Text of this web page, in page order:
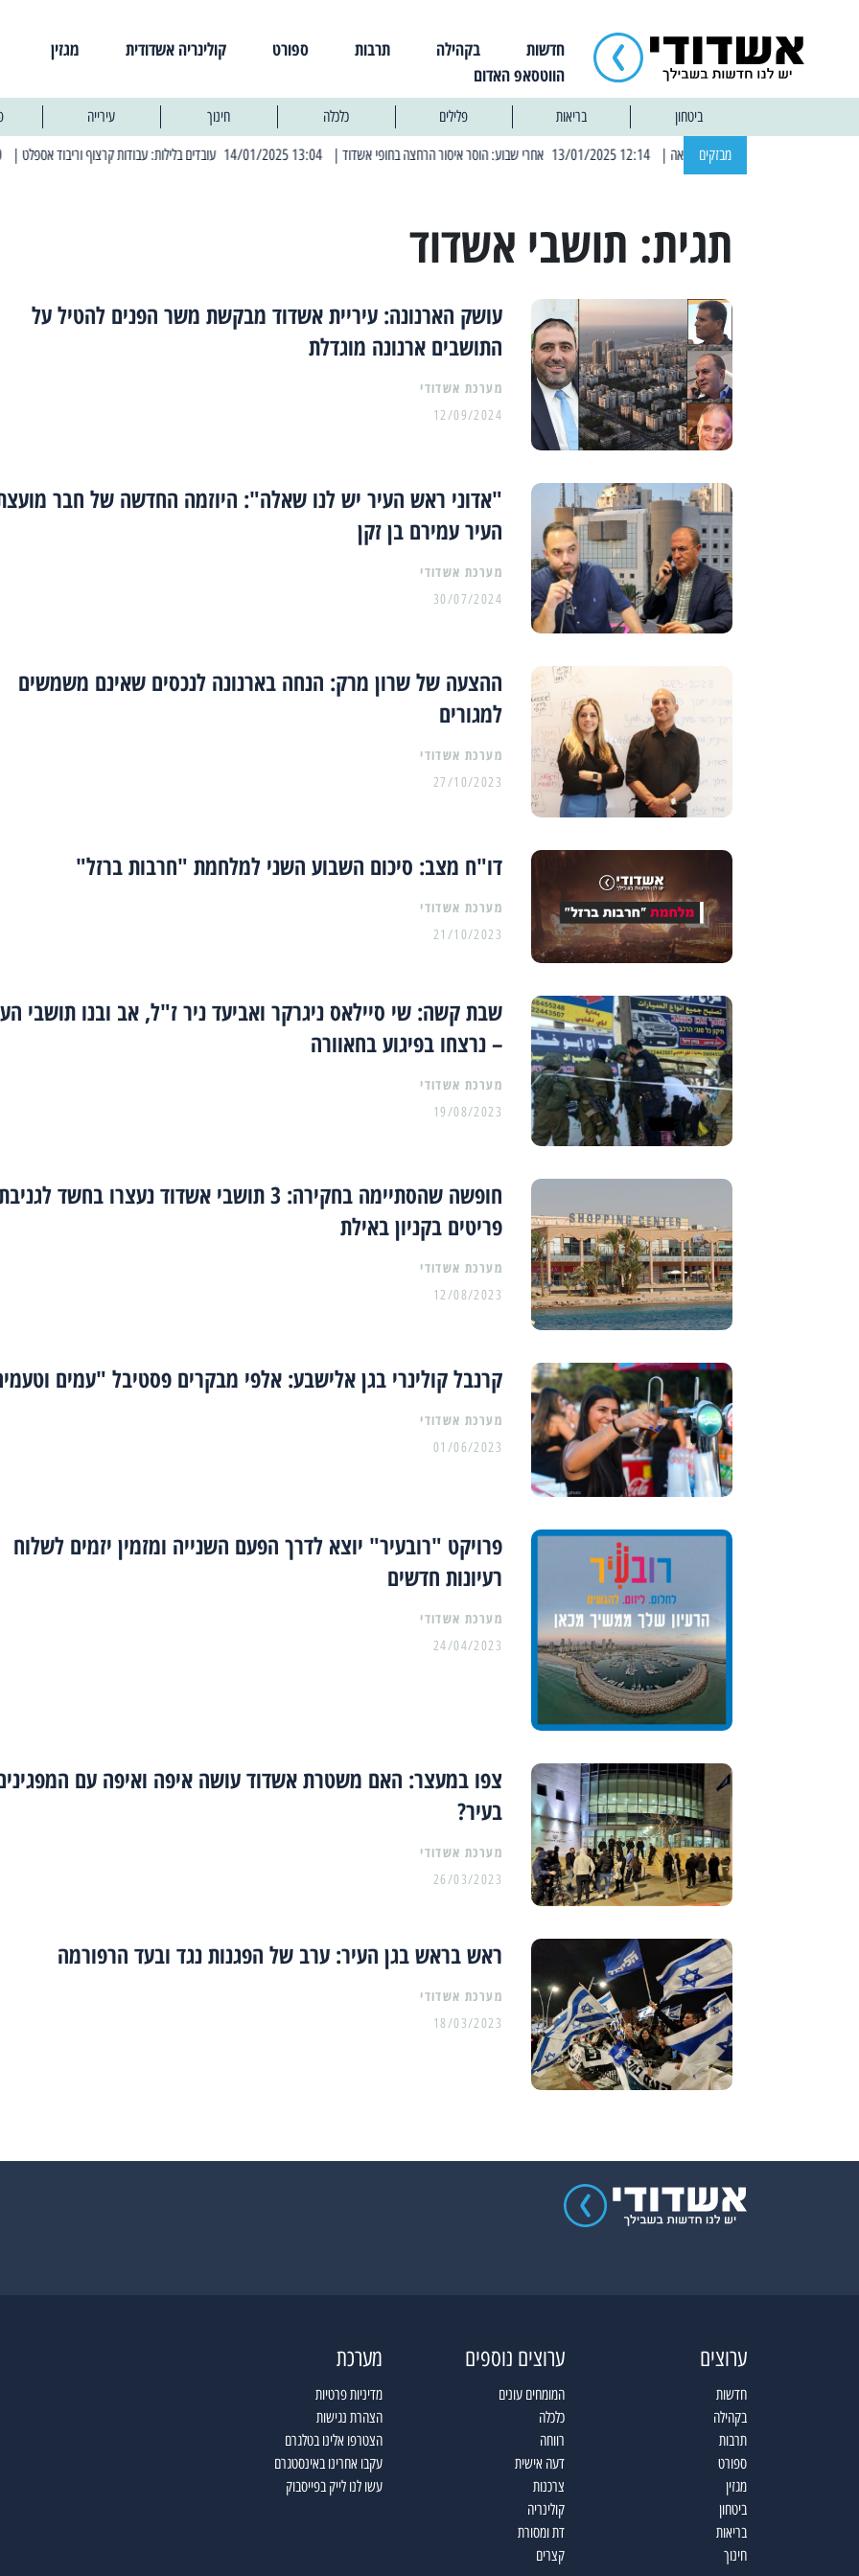
חדשות בקהילה תרבות ספורט קולינריה אשדודית
מגזין
הווטסאפ האדום
ביטחון בריאות פלילים כלכלה חינוך עירייה
מבזקים| 12:14 13/01/2025 אחרי שבוע: הוסר איסור הרחצה בחופי אשדוד | 13:04 14/01/2025 עובדים בלילות: עבודות קרצוף וריבוד אספלט | 11:30 03/03/2025 בחמישי הקרוב: הרחובות בהם תהיה הפסקת חשמל יזומה
תגית: תושבי אשדוד
עושק הארנונה: עיריית אשדוד מבקשת משר הפנים להטיל על
התושבים ארנונה מוגדלת
מערכת אשדודי
12/09/2024
"אדוני ראש העיר יש לנו שאלה": היוזמה החדשה של חבר
העיר עמירם בן זקן
מערכת אשדודי
30/07/2024
ההצעה של שרון מרק: הנחה בארנונה לנכסים שאינם משמשים
למגורים
מערכת אשדודי
27/10/2023
דו"ח מצב: סיכום השבוע השני למלחמת "חרבות ברזל"
מערכת אשדודי
21/10/2023
שבת קשה: שי סיילאס ניגרקר ואביעד ניר ז"ל, אב ובנו תושבי
– נרצחו בפיגוע בחאוורה
מערכת אשדודי
19/08/2023
חופשה שהסתיימה בחקירה: 3 תושבי אשדוד נעצרו בחשד
פריטים בקניון באילת
מערכת אשדודי
12/08/2023
קרנבל קולינרי בגן אלישבע: אלפי מבקרים פסטיבל "עמים
מערכת אשדודי
01/06/2023
פרויקט "רובעיר" יוצא לדרך הפעם השנייה ומזמין יזמים לשלוח
רעיונות חדשים
מערכת אשדודי
24/04/2023
צפו במעצר: האם משטרת אשדוד עושה איפה ואיפה עם
בעיר?
מערכת אשדודי
26/03/2023
ראש בראש בגן העיר: ערב של הפגנות נגד ובעד הרפורמה
מערכת אשדודי
18/03/2023
ערוצים
חדשות
בקהילה
תרבות
ספורט
מגזין
ביטחון
בריאות
חינוך
ערוצים נוספים
המומחים עונים
כלכלה
רווחה
דעה אישית
צרכנות
קולינריה
דת ומסורת
קצרים
מערכת
מדיניות פרטיות
הצהרת נגישות
הצטרפו אלינו בטלגרם
עקבו אחרינו באינסטגרם
עשו לנו לייק בפייסבוק